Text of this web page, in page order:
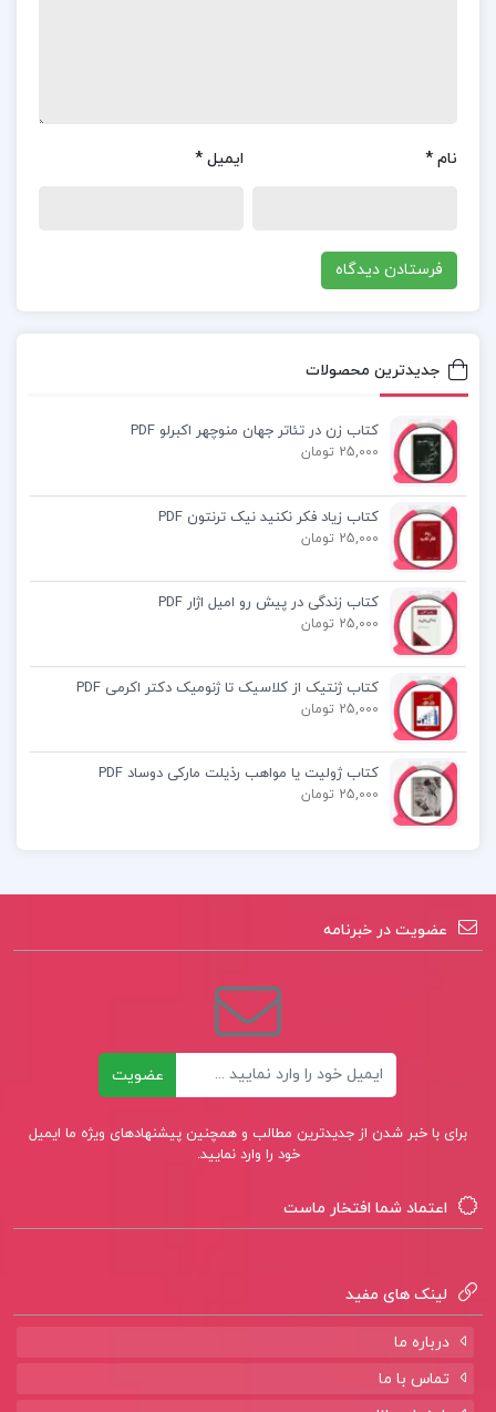
خرید کتاب دست دوم مستطاب آشپزی
دانلود رایگان کتاب مستطاب آشپزی از سیر تا پیاز pdf
کتاب پیشنهادی📚
کتاب ایران بین دو انقلاب یرواند آبراهامیان
کتاب ریاضیات و کاربرد آن در مدیریت و
حسابداری هادی رنجبران
کتاب ماورای طبیعی شدن جو دیسپنزا
نام * ایمیل *
جدیدترین محصولات
کتاب زن در تئاتر جهان منوچهر اکبرلو PDF
25,000 تومان
کتاب زیاد فکر نکنید نیک ترنتون PDF
25,000 تومان
کتاب زندگی در پیش رو امیل اژار PDF
25,000 تومان
کتاب ژنتیک از کلاسیک تا ژنومیک دکتر اکرمی PDF
25,000 تومان
کتاب ژولیت یا مواهب رذیلت مارکی دوساد PDF
25,000 تومان
عضویت در خبرنامه
عضویت
برای با خبر شدن از جدیدترین مطالب و همچنین پیشنهادهای ویژه ما ایمیل
خود را وارد نمایید.
اعتماد شما افتخار ماست
لینک های مفید
درباره ما
تماس با ما